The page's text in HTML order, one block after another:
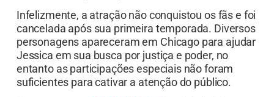
Infelizmente, a atração não conquistou os fãs e foi
cancelada após sua primeira temporada. Diversos
personagens apareceram em Chicago para ajudar
Jessica em sua busca por justiça e poder, no
entanto as participações especiais não foram
suficientes para cativar a atenção do público.